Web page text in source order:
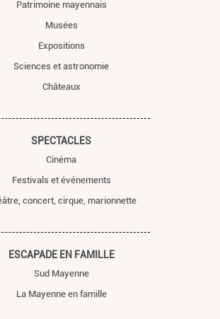
Patrimoine mayennais
Musées
Expositions
Sciences et astronomie
Châteaux
SPECTACLES
Cinéma
Festivals et événements
concert, cirque, marionnette
ESCAPADE EN FAMILLE
Sud Mayenne
La Mayenne en famille